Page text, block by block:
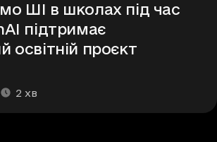
ШІ в школах під час
підтримає
освітній проєкт
2 хв